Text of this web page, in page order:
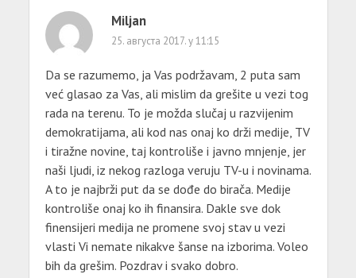
Miljan
25. августа 2017. у 11:15
Da se razumemo, ja Vas podržavam, 2 puta sam
već glasao za Vas, ali mislim da grešite u vezi tog
rada na terenu. To je možda slučaj u razvijenim
demokratijama, ali kod nas onaj ko drži medije, TV
i tiražne novine, taj kontroliše i javno mnjenje, jer
naši ljudi, iz nekog razloga veruju TV-u i novinama.
A to je najbrži put da se dođe do birača. Medije
kontroliše onaj ko ih finansira. Dakle sve dok
finensijeri medija ne promene svoj stav u vezi
vlasti Vi nemate nikakve šanse na izborima. Voleo
bih da grešim. Pozdrav i svako dobro.